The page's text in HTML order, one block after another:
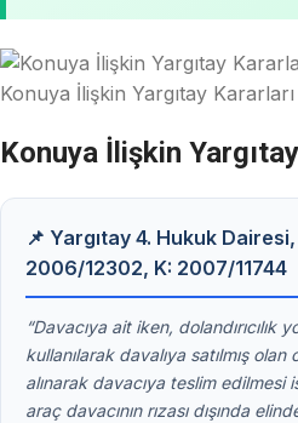
Konuya İlişkin Yargıtay Kararları
Konuya İlişkin
📌 Yargıtay 4. Hukuk
2006/12302, K: 2007/11744
“Davacıya ait iken, dolandırıcılık
kullanılarak davalıya satılmış
alınarak davacıya teslim edilmesi
araç davacının rızası dışında